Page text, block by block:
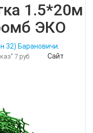
1.5*20м
ЭКО
32) Барановичи.
7 руб. Сайт